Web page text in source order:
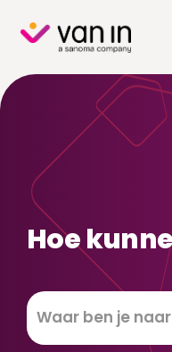
content
Hoe
Zoeken